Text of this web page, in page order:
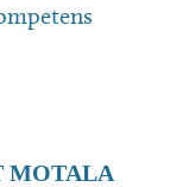
MOTALA